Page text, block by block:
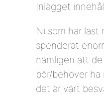
Inlägget
Ni som har läst
spenderat
nämligen att
bör/behöver
det är värt